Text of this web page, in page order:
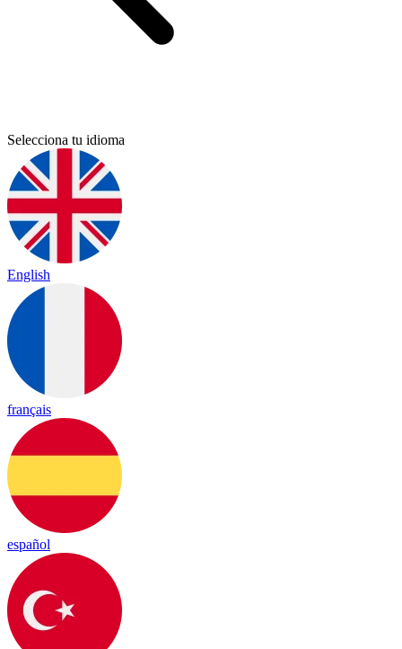
Selecciona tu idioma
English
français
español